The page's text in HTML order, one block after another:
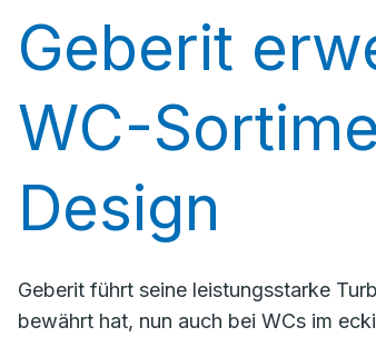
Geberit
WC-
Design
Geberit führt seine leistungsstarke
bewährt hat, nun auch bei WCs im